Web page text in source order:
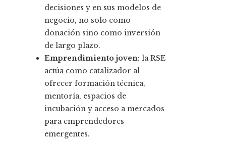
decisiones y en sus modelos de
negocio, no solo como
donación sino como inversión
de largo plazo.
Emprendimiento joven: la RSE
actúa como catalizador al
ofrecer formación técnica,
mentoría, espacios de
incubación y acceso a mercados
para emprendedores
emergentes.